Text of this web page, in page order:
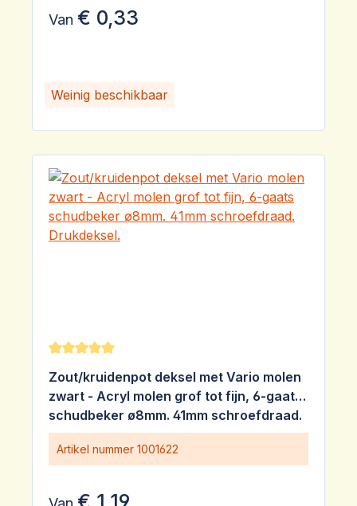
Weinig beschikbaar
Van € 0,33
Gemiddelde waardering van 5 van 5 sterren
Zout/kruidenpot deksel met Vario molen
zwart - Acryl molen grof tot fijn, 6-gaats
schudbeker ø8mm. 41mm schroefdraad.
Drukdeksel.
Artikel nummer 1001622
€ 1,19